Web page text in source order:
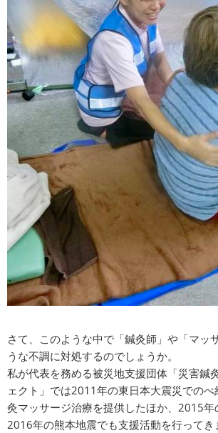
さて、このような中で「鍼灸師」や「マッ
うな不調に対処するのでしょうか。
私が代表を務める被災地支援団体「災害鍼
ェクト」では2011年の東日本大震災での
灸マッサージ治療を提供したほか、2015年
2016年の熊本地震でも支援活動を行ってき